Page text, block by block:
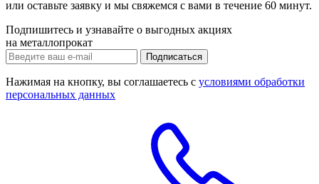
или оставьте заявку и мы свяжемся с вами в течение 60 минут.
Подпишитесь и узнавайте о выгодных акциях
на металлопрокат
Нажимая на кнопку, вы соглашаетесь с условиями обработки
персональных данных